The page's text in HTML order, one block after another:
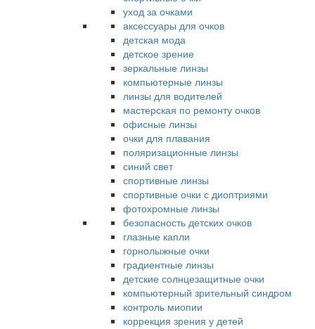
уход за очками
аксессуары для очков
детская мода
детское зрение
зеркальные линзы
компьютерные линзы
линзы для водителей
мастерская по ремонту очков
офисные линзы
очки для плавания
поляризационные линзы
синий свет
спортивные линзы
спортивные очки с диоптриями
фотохромные линзы
безопасность детских очков
глазные капли
горнолыжные очки
градиентные линзы
детские солнцезащитные очки
компьютерный зрительный синдром
контроль миопии
коррекция зрения у детей